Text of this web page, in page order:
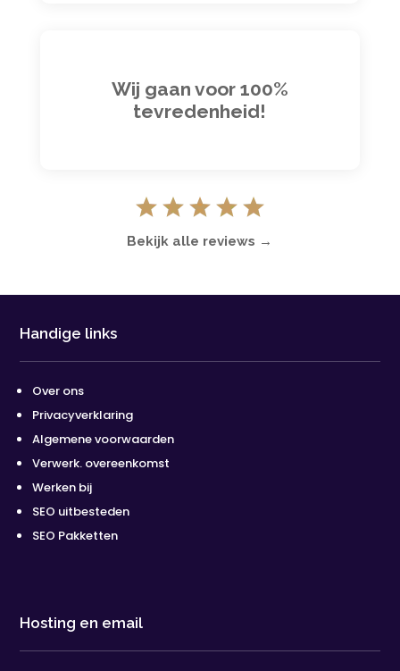
Wij gaan voor 100%
tevredenheid!
Bekijk alle reviews →
Handige links
Over ons
Privacyverklaring
Algemene voorwaarden
Verwerk. overeenkomst
Werken bij
SEO uitbesteden
SEO Pakketten
Hosting en email